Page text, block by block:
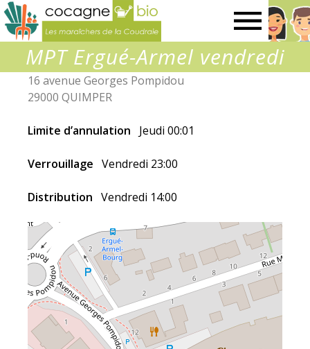
maraîchers
MPT Ergué-Armel vendredi
16 avenue Georges Pompidou
29000 QUIMPER
Limite d’annulation Jeudi 00:01
Verrouillage Vendredi 23:00
Distribution Vendredi 14:00